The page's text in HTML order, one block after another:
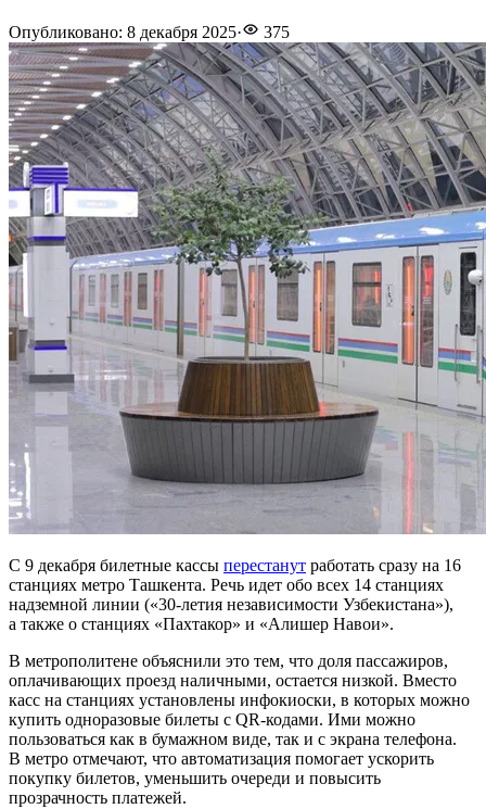
Опубликовано: 8 декабря 2025· 375
С 9 декабря билетные кассы перестанут работать сразу на 16
станциях метро Ташкента. Речь идет обо всех 14 станциях
надземной линии («30-летия независимости Узбекистана»),
а также о станциях «Пахтакор» и «Алишер Навои».
В метрополитене объяснили это тем, что доля пассажиров,
оплачивающих проезд наличными, остается низкой. Вместо
касс на станциях установлены инфокиоски, в которых можно
купить одноразовые билеты с QR-кодами. Ими можно
пользоваться как в бумажном виде, так и с экрана телефона.
В метро отмечают, что автоматизация помогает ускорить
покупку билетов, уменьшить очереди и повысить
прозрачность платежей.